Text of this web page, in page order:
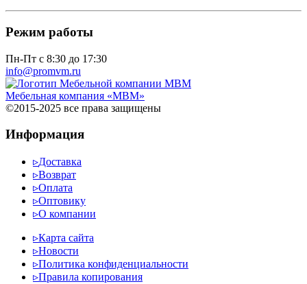
Режим работы
Пн-Пт с 8:30 до 17:30
info@promvm.ru
Мебельная компания «МВМ»
©2015-2025 все права защищены
Информация
▹Доставка
▹Возврат
▹Оплата
▹Оптовику
▹О компании
▹Карта сайта
▹Новости
▹Политика конфиденциальности
▹Правила копирования